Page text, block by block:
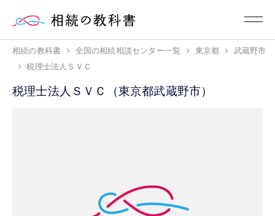
相続の教科書 全国の相続相談センター一覧 東京都
武蔵野市
税理士法人ＳＶＣ
税理士法人ＳＶＣ（東京都武蔵野市）